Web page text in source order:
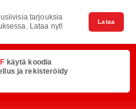
tarjouksia
Lataa nyt!
Lataa
käytä koodia
ja rekisteröidy